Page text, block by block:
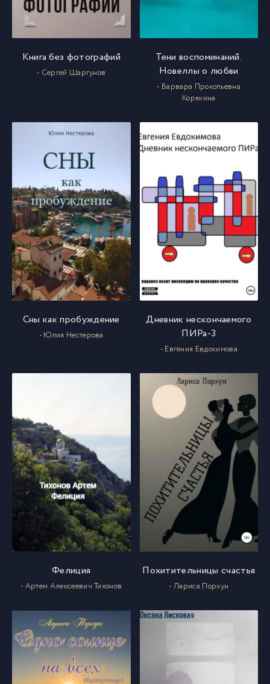
Книга без фотографий
- Сергей Шаргунов
Тени воспоминаний.
Новеллы о любви
- Варвара Прокопьевна
Корякина
Сны как пробуждение
- Юлия Нестерова
Дневник нескончаемого
ПИРа-3
- Евгения Евдокимова
Фелиция
- Артем Алексеевич Тихонов
Похитительницы счастья
- Лариса Порхун